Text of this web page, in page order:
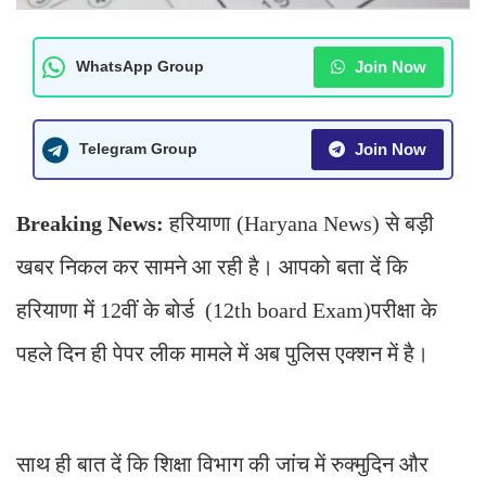
WhatsApp Group Join Now
Telegram Group Join Now
Breaking News:हरियाणा (Haryana News) से बड़ी
खबर निकल कर सामने आ रही है। आपको बता दें कि
हरियाणा में 12वीं के बोर्ड (12th board Exam)परीक्षा के
पहले दिन ही पेपर लीक मामले में अब पुलिस एक्शन में है।
साथ ही बात दें कि शिक्षा विभाग की जांच में रुक्मुदिन और